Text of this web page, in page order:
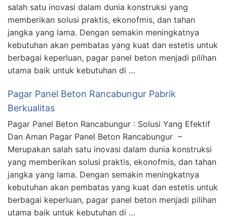
salah satu inovasi dalam dunia konstruksi yang
memberikan solusi praktis, ekonofmis, dan tahan
jangka yang lama. Dengan semakin meningkatnya
kebutuhan akan pembatas yang kuat dan estetis untuk
berbagai keperluan, pagar panel beton menjadi pilihan
utama baik untuk kebutuhan di …
Pagar Panel Beton Rancabungur Pabrik
Berkualitas
Pagar Panel Beton Rancabungur : Solusi Yang Efektif
Dan Aman Pagar Panel Beton Rancabungur –
Merupakan salah satu inovasi dalam dunia konstruksi
yang memberikan solusi praktis, ekonofmis, dan tahan
jangka yang lama. Dengan semakin meningkatnya
kebutuhan akan pembatas yang kuat dan estetis untuk
berbagai keperluan, pagar panel beton menjadi pilihan
utama baik untuk kebutuhan di …